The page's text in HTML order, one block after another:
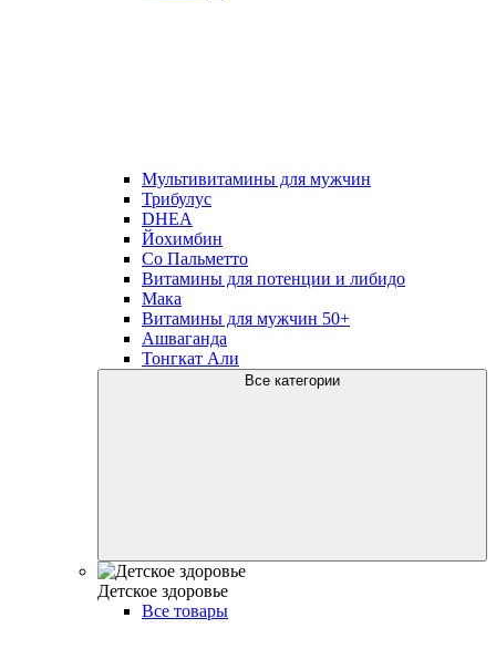
Мультивитамины для мужчин
Трибулус
DHEA
Йохимбин
Со Пальметто
Витамины для потенции и либидо
Мака
Витамины для мужчин 50+
Ашваганда
Тонгкат Али
Все категории
Детское здоровье
Все товары